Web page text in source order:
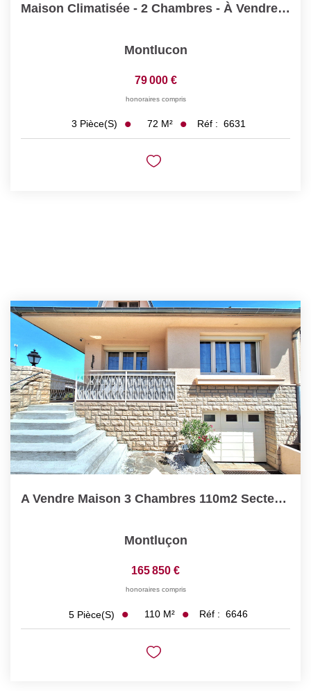
Maison Climatisée - 2 Chambres - À Vendre En Hyper-Centre...
Montlucon
79 000 €
honoraires compris
3 Pièce(s) 72 M² Réf : 6631
A Vendre Maison 3 Chambres 110m2 Secteur Prisé De Montluçon
Montluçon
165 850 €
honoraires compris
5 Pièce(s) 110 M² Réf : 6646